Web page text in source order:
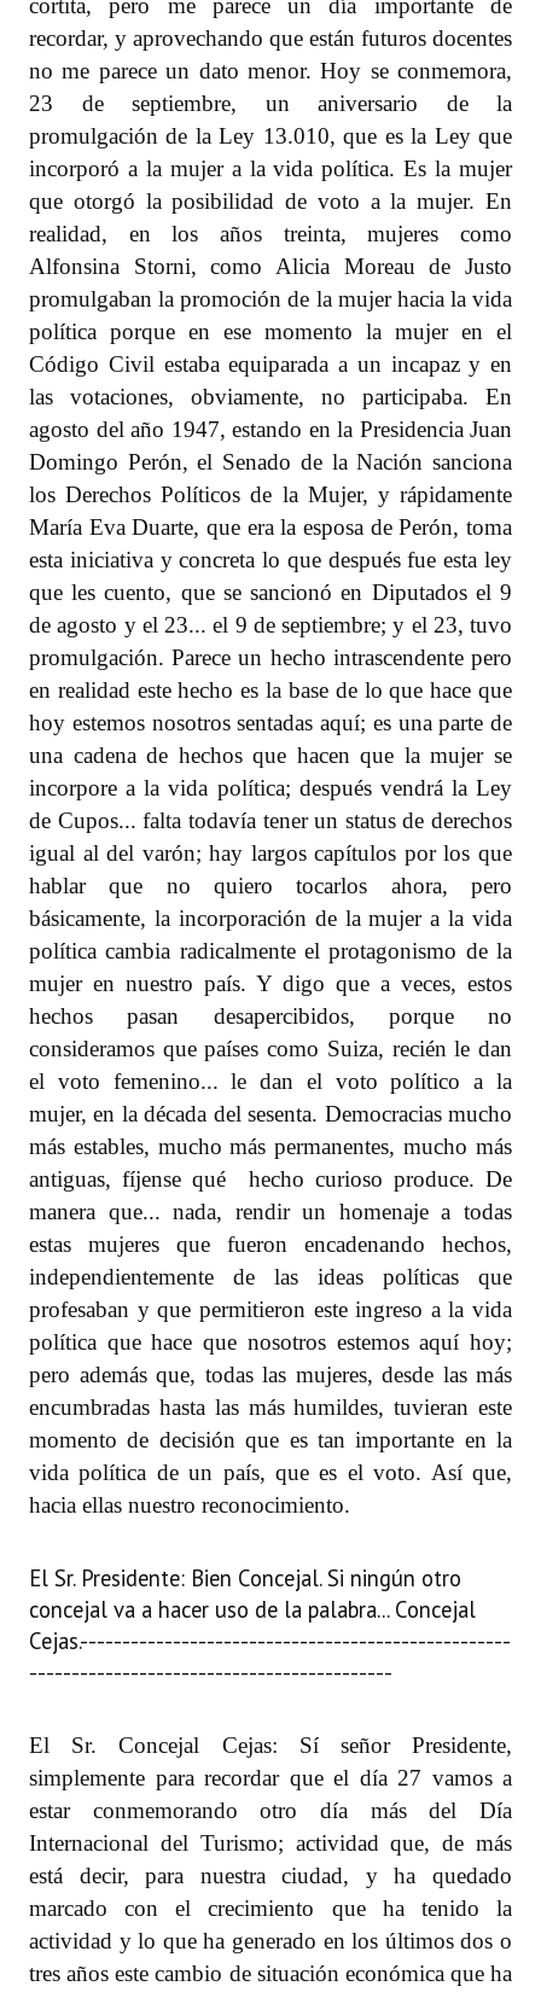
cortita, pero me parece un día importante de
recordar, y aprovechando que están futuros docentes
no me parece un dato menor. Hoy se conmemora,
23 de septiembre, un aniversario de la
promulgación de la Ley 13.010, que es la Ley que
incorporó a la mujer a la vida política. Es la mujer
que otorgó la posibilidad de voto a la mujer. En
realidad, en los años treinta, mujeres como
Alfonsina Storni, como Alicia Moreau de Justo
promulgaban la promoción de la mujer hacia la vida
política porque en ese momento la mujer en el
Código Civil estaba equiparada a un incapaz y en
las votaciones, obviamente, no participaba. En
agosto del año 1947, estando en la Presidencia Juan
Domingo Perón, el Senado de la Nación sanciona
los Derechos Políticos de la Mujer, y rápidamente
María Eva Duarte, que era la esposa de Perón, toma
esta iniciativa y concreta lo que después fue esta ley
que les cuento, que se sancionó en Diputados el 9
de agosto y el 23... el 9 de septiembre; y el 23, tuvo
promulgación. Parece un hecho intrascendente pero
en realidad este hecho es la base de lo que hace que
hoy estemos nosotros sentadas aquí; es una parte de
una cadena de hechos que hacen que la mujer se
incorpore a la vida política; después vendrá la Ley
de Cupos... falta todavía tener un status de derechos
igual al del varón; hay largos capítulos por los que
hablar que no quiero tocarlos ahora, pero
básicamente, la incorporación de la mujer a la vida
política cambia radicalmente el protagonismo de la
mujer en nuestro país. Y digo que a veces, estos
hechos pasan desapercibidos, porque no
consideramos que países como Suiza, recién le dan
el voto femenino... le dan el voto político a la
mujer, en la década del sesenta. Democracias mucho
más estables, mucho más permanentes, mucho más
antiguas, fíjense qué
hecho curioso produce. De
manera que... nada, rendir un homenaje a todas
estas mujeres que fueron encadenando hechos,
independientemente de las ideas políticas que
profesaban y que permitieron este ingreso a la vida
política que hace que nosotros estemos aquí hoy;
pero además que, todas las mujeres, desde las más
encumbradas hasta las más humildes, tuvieran este
momento de decisión que es tan importante en la
vida política de un país, que es el voto. Así que,
hacia ellas nuestro reconocimiento.
El Sr. Presidente: Bien Concejal. Si ningún otro
concejal va a hacer uso de la palabra... Concejal
Cejas.---------------------------------------------------
-------------------------------------------
El Sr. Concejal Cejas: Sí señor Presidente,
simplemente para recordar que el día 27 vamos a
estar conmemorando otro día más del Día
Internacional del Turismo; actividad que, de más
está decir, para nuestra ciudad, y ha quedado
marcado con el crecimiento que ha tenido la
actividad y lo que ha generado en los últimos dos o
tres años este cambio de situación económica que ha